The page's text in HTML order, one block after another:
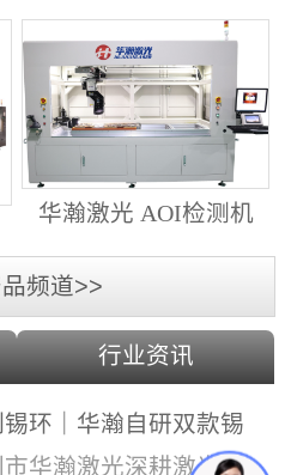
射锡膏）激光焊锡机
华瀚激光 AOI检测机
（型号HA18DM6)
频道>>
行业资讯
环｜华瀚自研双款锡
，实现焊点标准化量产
市华瀚激光深耕激光精